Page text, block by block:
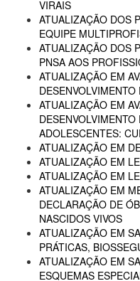
VIRAIS
ATUALIZAÇÃO DOS
EQUIPE
ATUALIZAÇÃO DOS
PNSA AOS
ATUALIZAÇÃO EM
ATUALIZAÇÃO EM
ADOLESCENTES:
ATUALIZAÇÃO EM
ATUALIZAÇÃO EM
ATUALIZAÇÃO EM
ATUALIZAÇÃO EM
DECLARAÇÃO DE
NASCIDOS VIVOS
ATUALIZAÇÃO EM
PRÁTICAS,
ATUALIZAÇÃO EM
ESQUEMAS